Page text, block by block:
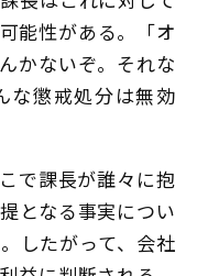
能性がある。「オ
かないぞ。それな
懲戒処分は無効
で課長が誰々に抱
となる事実につい
したがって、会社